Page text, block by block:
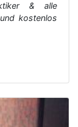
& alle
kostenlos